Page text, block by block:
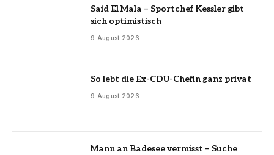
Said El Mala – Sportchef Kessler gibt
sich optimistisch
9 August 2026
So lebt die Ex-CDU-Chefin ganz privat
9 August 2026
Mann an Badesee vermisst – Suche